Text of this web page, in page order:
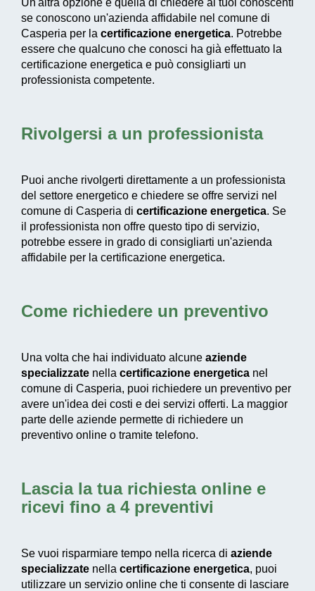
Un'altra opzione è quella di chiedere ai tuoi conoscenti
se conoscono un'azienda affidabile nel comune di
Casperia per la certificazione energetica. Potrebbe
essere che qualcuno che conosci ha già effettuato la
certificazione energetica e può consigliarti un
professionista competente.
Rivolgersi a un professionista
Puoi anche rivolgerti direttamente a un professionista
del settore energetico e chiedere se offre servizi nel
comune di Casperia di certificazione energetica. Se
il professionista non offre questo tipo di servizio,
potrebbe essere in grado di consigliarti un'azienda
affidabile per la certificazione energetica.
Come richiedere un preventivo
Una volta che hai individuato alcune aziende
specializzate nella certificazione energetica nel
comune di Casperia, puoi richiedere un preventivo per
avere un'idea dei costi e dei servizi offerti. La maggior
parte delle aziende permette di richiedere un
preventivo online o tramite telefono.
Lascia la tua richiesta online e
ricevi fino a 4 preventivi
Se vuoi risparmiare tempo nella ricerca di aziende
specializzate nella certificazione energetica, puoi
utilizzare un servizio online che ti consente di lasciare